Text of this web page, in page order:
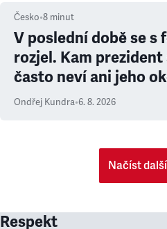
Česko•8 minut
V poslední době se s
rozjel. Kam
často neví ani jeho
Ondřej Kundra•6. 8. 2026
Načíst
Respekt